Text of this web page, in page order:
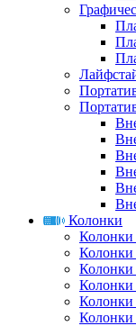
Колонки
Колонки
Колонки
Колонки
Колонки